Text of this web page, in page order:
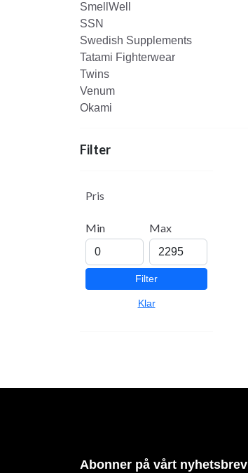
SmellWell
SSN
Swedish Supplements
Tatami Fighterwear
Twins
Venum
Okami
Filter
Pris
Min Max
Filter
Klar
Abonner på vårt nyhetsbrev